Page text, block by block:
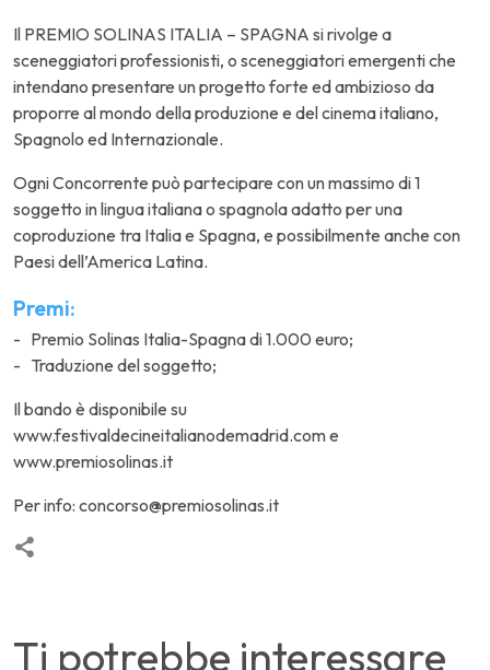
Il PREMIO SOLINAS ITALIA – SPAGNA si rivolge a
sceneggiatori professionisti, o sceneggiatori emergenti che
intendano presentare un progetto forte ed ambizioso da
proporre al mondo della produzione e del cinema italiano,
Spagnolo ed Internazionale.
Ogni Concorrente può partecipare con un massimo di 1
soggetto in lingua italiana o spagnola adatto per una
coproduzione tra Italia e Spagna, e possibilmente anche con
Paesi dell’America Latina.
Premi:
Premio Solinas Italia-Spagna di 1.000 euro;
Traduzione del soggetto;
Il bando è disponibile su
www.festivaldecineitalianodemadrid.com e
www.premiosolinas.it
Per info: concorso@premiosolinas.it
Ti potrebbe interessare